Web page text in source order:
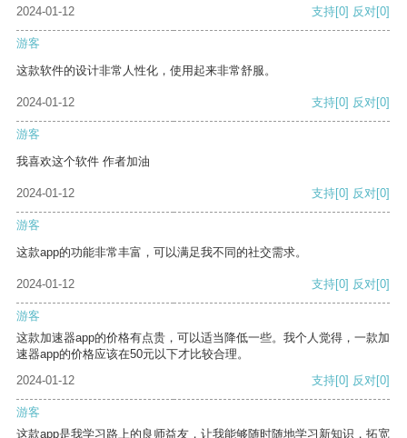
2024-01-12 支持[0] 反对[0]
游客
这款软件的设计非常人性化，使用起来非常舒服。
2024-01-12 支持[0] 反对[0]
游客
我喜欢这个软件 作者加油
2024-01-12 支持[0] 反对[0]
游客
这款app的功能非常丰富，可以满足我不同的社交需求。
2024-01-12 支持[0] 反对[0]
游客
这款加速器app的价格有点贵，可以适当降低一些。我个人觉得，一款加
速器app的价格应该在50元以下才比较合理。
2024-01-12
支持[0] 反对[0]
游客
这款app是我学习路上的良师益友，让我能够随时随地学习新知识，拓宽